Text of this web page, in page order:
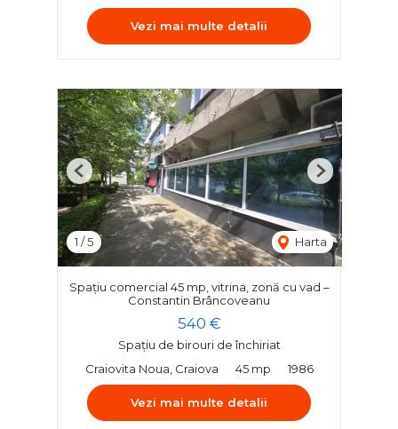
Vezi mai multe detalii
1 /5 Harta
Previous Next
Spațiu comercial 45 mp, vitrina, zonă cu vad –
Constantin Brâncoveanu
540 €
Spațiu de birouri de închiriat
Craiovita Noua, Craiova
45 mp 1986
Vezi mai multe detalii